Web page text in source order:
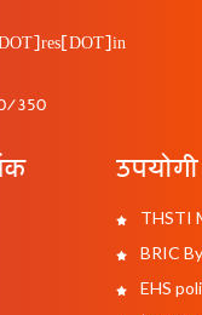
350
THSTI
BRIC
EHS